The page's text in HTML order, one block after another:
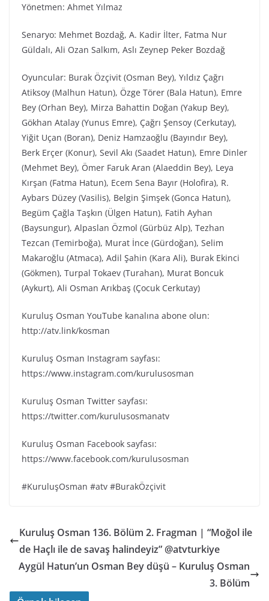
Yönetmen: Ahmet Yılmaz
Senaryo: Mehmet Bozdağ, A. Kadir İlter, Fatma Nur
Güldalı, Ali Ozan Salkım, Aslı Zeynep Peker Bozdağ
Oyuncular: Burak Özçivit (Osman Bey), Yıldız Çağrı
Atiksoy (Malhun Hatun), Özge Törer (Bala Hatun), Emre
Bey (Orhan Bey), Mirza Bahattin Doğan (Yakup Bey),
Gökhan Atalay (Yunus Emre), Çağrı Şensoy (Cerkutay),
Yiğit Uçan (Boran), Deniz Hamzaoğlu (Bayındır Bey),
Berk Erçer (Konur), Sevil Akı (Saadet Hatun), Emre Dinler
(Mehmet Bey), Ömer Faruk Aran (Alaeddin Bey), Leya
Kırşan (Fatma Hatun), Ecem Sena Bayır (Holofira), R.
Aybars Düzey (Vasilis), Belgin Şimşek (Gonca Hatun),
Begüm Çağla Taşkın (Ülgen Hatun), Fatih Ayhan
(Baysungur), Alpaslan Özmol (Gürbüz Alp), Tezhan
Tezcan (Temirboğa), Murat İnce (Gürdoğan), Selim
Makaroğlu (Atmaca), Adil Şahin (Kara Ali), Burak Ekinci
(Gökmen), Turpal Tokaev (Turahan), Murat Boncuk
(Aykurt), Ali Osman Arıkbaş (Çocuk Cerkutay)
Kuruluş Osman YouTube kanalına abone olun:
http://atv.link/kosman
Kuruluş Osman Instagram sayfası:
https://www.instagram.com/kurulusosman
Kuruluş Osman Twitter sayfası:
https://twitter.com/kurulusosmanatv
Kuruluş Osman Facebook sayfası:
https://www.facebook.com/kurulusosman
#KuruluşOsman #atv #BurakÖzçivit
Kuruluş Osman 136. Bölüm 2. Fragman | “Moğol ile
de Haçlı ile de savaş halindeyiz” @atvturkiye
Aygül Hatun’un Osman Bey düşü – Kuruluş Osman
3. Bölüm